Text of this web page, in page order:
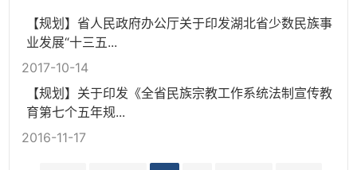
【规划】省人民政府办公厅关于印发湖北省少数民族事
业发展“十三五...
2017-10-14
【规划】关于印发《全省民族宗教工作系统法制宣传教
育第七个五年规...
2016-11-17